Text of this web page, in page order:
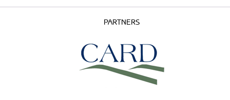
PARTNERS